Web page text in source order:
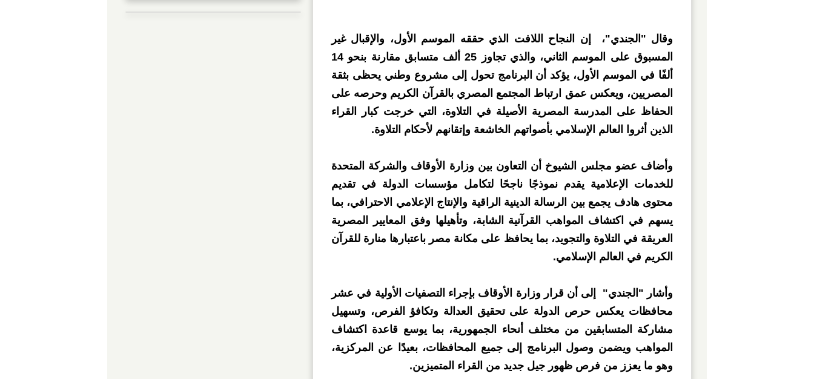
وقال "الجندي"، إن النجاح اللافت الذي حققه الموسم الأول، والإقبال غير
المسبوق على الموسم الثاني، والذي تجاوز 25 ألف متسابق مقارنة بنحو 14
ألفًا في الموسم الأول، يؤكد أن البرنامج تحول إلى مشروع وطني يحظى بثقة
المصريين، ويعكس عمق ارتباط المجتمع المصري بالقرآن الكريم وحرصه على
الحفاظ على المدرسة المصرية الأصيلة في التلاوة، التي خرجت كبار القراء
الذين أثروا العالم الإسلامي بأصواتهم الخاشعة وإتقانهم لأحكام التلاوة.
وأضاف عضو مجلس الشيوخ أن التعاون بين وزارة الأوقاف والشركة المتحدة
للخدمات الإعلامية يقدم نموذجًا ناجحًا لتكامل مؤسسات الدولة في تقديم
محتوى هادف يجمع بين الرسالة الدينية الراقية والإنتاج الإعلامي الاحترافي، بما
يسهم في اكتشاف المواهب القرآنية الشابة، وتأهيلها وفق المعايير المصرية
العريقة في التلاوة والتجويد، بما يحافظ على مكانة مصر باعتبارها منارة للقرآن
الكريم في العالم الإسلامي.
وأشار "الجندي" إلى أن قرار وزارة الأوقاف بإجراء التصفيات الأولية في عشر
محافظات يعكس حرص الدولة على تحقيق العدالة وتكافؤ الفرص، وتسهيل
مشاركة المتسابقين من مختلف أنحاء الجمهورية، بما يوسع قاعدة اكتشاف
المواهب ويضمن وصول البرنامج إلى جميع المحافظات، بعيدًا عن المركزية،
وهو ما يعزز من فرص ظهور جيل جديد من القراء المتميزين.